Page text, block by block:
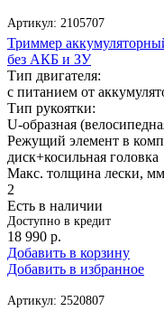
Артикул: 2105707
Триммер
без АКБ и ЗУ
Тип двигателя:
с питанием от
Тип рукоятки:
U-образная
Режущий элемент в
диск+косильная головка
Макс. толщина лески,
2
Есть в наличии
Доступно в кредит
18 990 р.
Добавить в корзину
Добавить в избранное
Артикул: 2520807